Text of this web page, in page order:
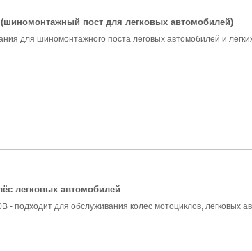
пост для легковых автомобилей)
для шиномонтажного поста леговых автомобилей и
легковых автомобилей
подходит для обслуживания колес мотоциклов, легковых